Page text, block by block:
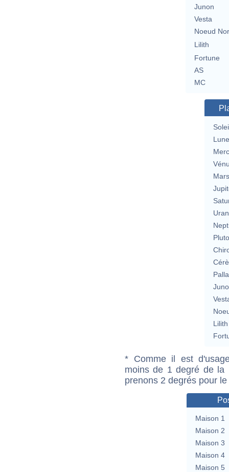
Junon
Vesta
Noeud
Lilith
Fortune
AS
MC
Lune
Mars
Lilith
* Comme il est
moins de 1 degré de la
prenons 2 degrés pour
Maison 1
Maison 2
Maison 3
Maison 4
Maison 5